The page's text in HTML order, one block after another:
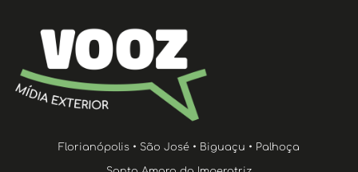
Florianópolis • São José • Biguaçu • Palhoça